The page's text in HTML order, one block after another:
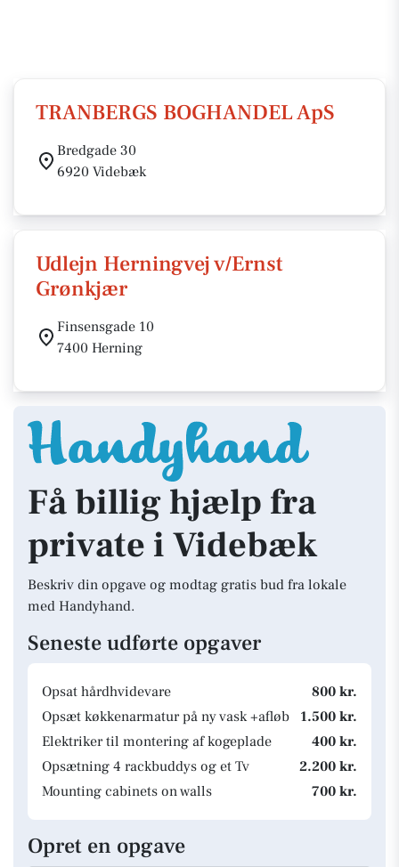
TRANBERGS BOGHANDEL ApS
Bredgade 30
6920 Videbæk
Udlejn Herningvej v/Ernst
Grønkjær
Finsensgade 10
7400 Herning
Få billig hjælp fra
private i Videbæk
Beskriv din opgave og modtag gratis bud fra lokale
med Handyhand.
Seneste udførte opgaver
Opsat hårdhvidevare
800 kr.
Opsæt køkkenarmatur på ny vask +afløb
1.500 kr.
Elektriker til montering af kogeplade
400 kr.
Opsætning 4 rackbuddys og et Tv
2.200 kr.
Mounting cabinets on walls
700 kr.
Opret en opgave